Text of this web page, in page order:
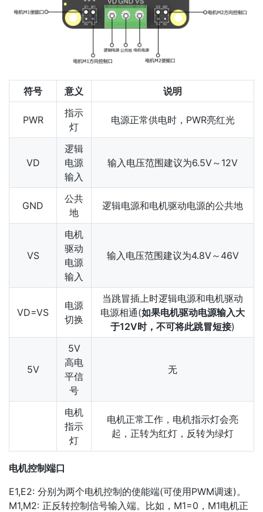
符号 意义 说明
PWR
指示
灯
电源正常供电时，PWR亮红光
VD
逻辑
电源
输入
输入电压范围建议为6.5V～12V
GND
公共
地
逻辑电源和电机驱动电源的公共地
VS
电机
驱动
电源
输入
输入电压范围建议为4.8V～46V
VD=VS
电源
切换
当跳冒插上时逻辑电源和电机驱动
电源相通(如果电机驱动电源输入大
于12V时，不可将此跳冒短接)
5V
5V
高电
平信
号
无
电机
指示
灯
电机正常工作，电机指示灯会亮
起，正转为红灯，反转为绿灯
电机控制端口
E1,E2: 分别为两个电机控制的使能端(可使用PWM调速)。
M1,M2: 正反转控制信号输入端。比如，M1=0，M1电机正